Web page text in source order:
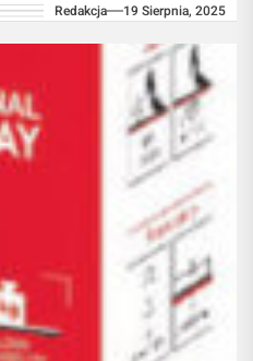
przestrzeni....
Redakcja 19 Sierpnia, 2025